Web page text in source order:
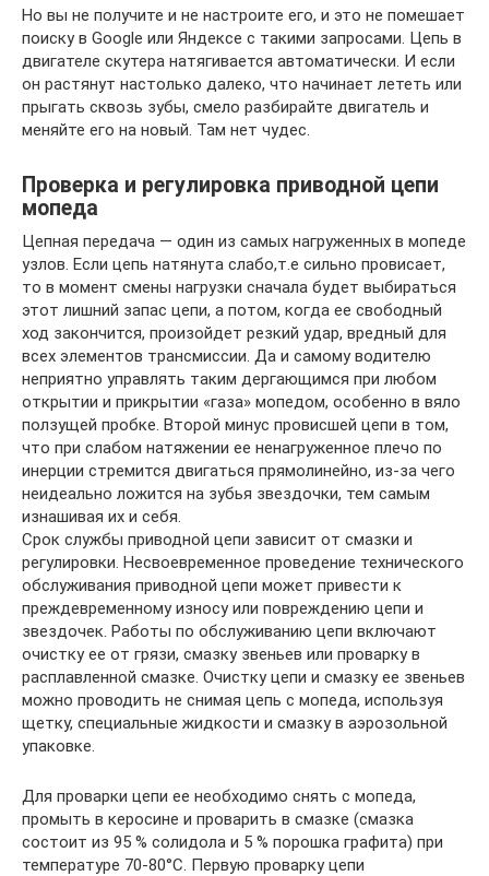
Но вы не получите и не настроите его, и это не помешает
поиску в Google или Яндексе с такими запросами. Цепь в
двигателе скутера натягивается автоматически. И если
он растянут настолько далеко, что начинает лететь или
прыгать сквозь зубы, смело разбирайте двигатель и
меняйте его на новый. Там нет чудес.
Проверка и регулировка приводной цепи
мопеда
Цепная передача — один из самых нагруженных в мопеде
узлов. Если цепь натянута слабо,т.е сильно провисает,
то в момент смены нагрузки сначала будет выбираться
этот лишний запас цепи, а потом, когда ее свободный
ход закончится, произойдет резкий удар, вредный для
всех элементов трансмиссии. Да и самому водителю
неприятно управлять таким дергающимся при любом
открытии и прикрытии «газа» мопедом, особенно в вяло
ползущей пробке. Второй минус провисшей цепи в том,
что при слабом натяжении ее ненагруженное плечо по
инерции стремится двигаться прямолинейно, из-за чего
неидеально ложится на зубья звездочки, тем самым
изнашивая их и себя.
Срок службы приводной цепи зависит от смазки и
регулировки. Несвоевременное проведение технического
обслуживания приводной цепи может привести к
преждевременному износу или повреждению цепи и
звездочек. Работы по обслуживанию цепи включают
очистку ее от грязи, смазку звеньев или проварку в
расплавленной смазке. Очистку цепи и смазку ее звеньев
можно проводить не снимая цепь с мопеда, используя
щетку, специальные жидкости и смазку в аэрозольной
упаковке.
Для проварки цепи ее необходимо снять с мопеда,
промыть в керосине и проварить в смазке (смазка
состоит из 95 % солидола и 5 % порошка графита) при
температуре 70-80°С. Первую проварку цепи